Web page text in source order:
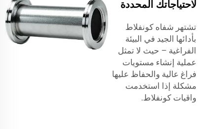
لاحتياجاتك المحددة
تشتهر شفاه كونفلاط
بأدائها الجيد في البيئة
الفراغية – حيث لا تمثل
عملية إنشاء مستويات
فراغ عالية والحفاظ عليها
مشكلة إذا استخدمت
واقيات كونفلاط.